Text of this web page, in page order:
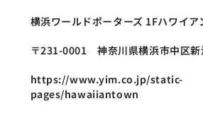
横浜ワールドポーターズ 1Fハワイア
〒231-0001　神奈川県横浜市中区
https://www.yim.co.jp/static-
pages/hawaiiantown